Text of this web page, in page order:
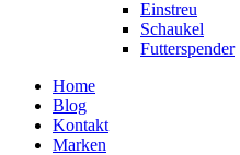
Einstreu
Schaukel
Futterspender
Home
Blog
Kontakt
Marken